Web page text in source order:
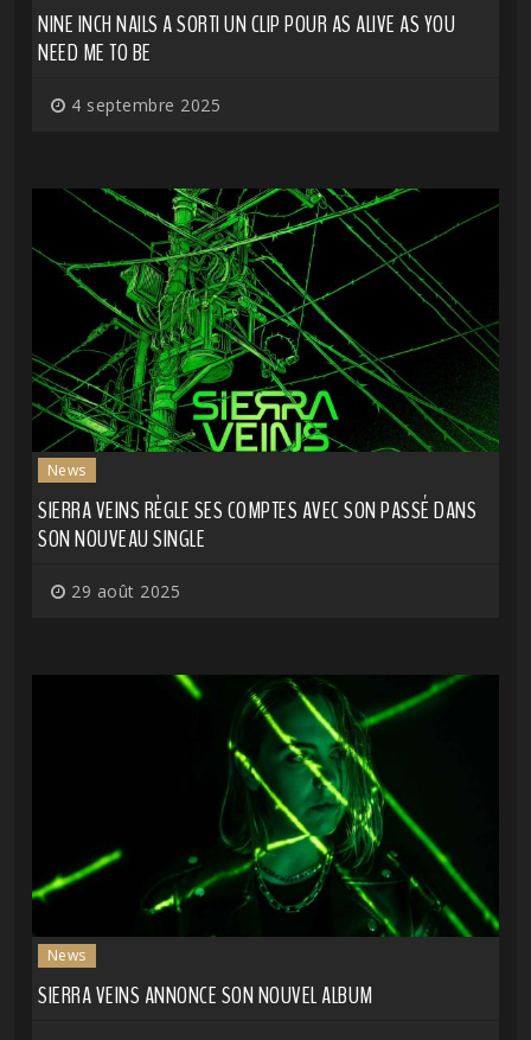
NINE INCH NAILS A SORTI UN CLIP POUR AS ALIVE AS YOU
NEED ME TO BE
4 septembre 2025
News
SIERRA VEINS RÈGLE SES COMPTES AVEC SON PASSÉ DANS
SON NOUVEAU SINGLE
29 août 2025
News
SIERRA VEINS ANNONCE SON NOUVEL ALBUM